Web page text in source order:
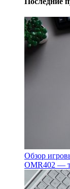
Обзор
OMR402 —